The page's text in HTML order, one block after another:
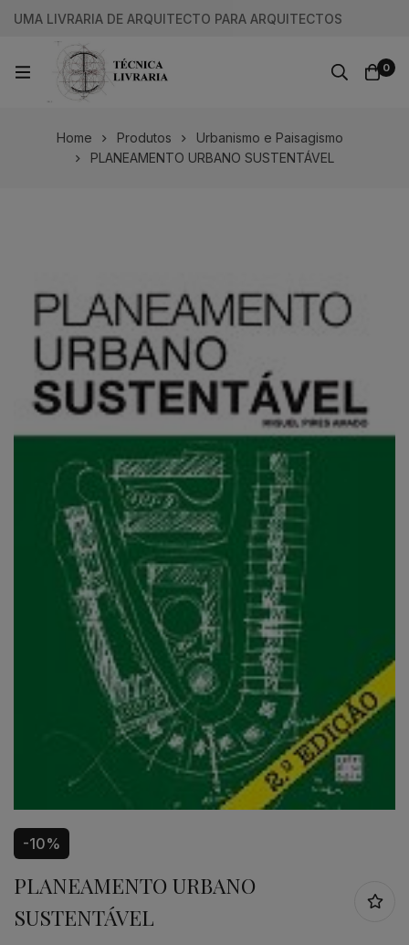
UMA LIVRARIA DE ARQUITECTO PARA ARQUITECTOS
0
Home Produtos
Urbanismo e Paisagismo
PLANEAMENTO URBANO SUSTENTÁVEL
-10%
PLANEAMENTO URBANO
SUSTENTÁVEL